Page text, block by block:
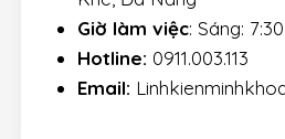
Giờ làm việc: Sáng:
Hotline: 0911.003.113
Email: